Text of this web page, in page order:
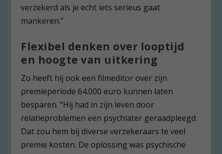
verzekerd als je echt iets serieus gaat
mankeren.”
Flexibel denken over looptijd
en hoogte van uitkering
Zo heeft hij ook een filmeditor over zijn
premieperiode 64.000 euro kunnen laten
besparen. “Hij had in zijn leven door
relatieproblemen een psychiater geraadpleegd.
Dat zou hem bij diverse verzekeraars te veel
premie kosten. De oplossing was psychische